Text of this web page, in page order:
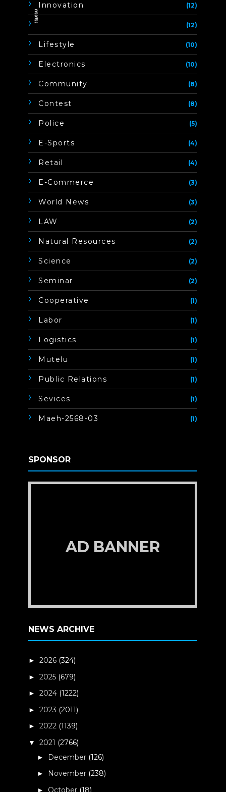
Innovation (12)
(12)
Lifestyle (10)
Electronics (10)
Community (8)
Contest (8)
Police (5)
E-Sports (4)
Retail (4)
E-Commerce (3)
World News (3)
LAW (2)
Natural Resources (2)
Science (2)
Seminar (2)
Cooperative (1)
Labor (1)
Logistics (1)
Mutelu (1)
Public Relations (1)
Sevices (1)
Maeh-2568-03 (1)
SPONSOR
AD BANNER
NEWS ARCHIVE
►2026 (324)
►2025 (679)
►2024 (1222)
►2023 (2011)
►2022 (1139)
▼2021 (2766)
► December (126)
► November (238)
► October (18)